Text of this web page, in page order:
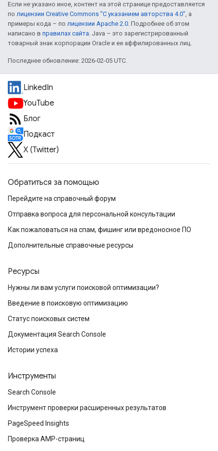
Если не указано иное, контент на этой странице предоставляется
по лицензии Creative Commons "С указанием авторства 4.0", а
примеры кода – по лицензии Apache 2.0. Подробнее об этом
написано в правилах сайта. Java – это зарегистрированный
товарный знак корпорации Oracle и ее аффилированных лиц.
Последнее обновление: 2026-02-05 UTC.
LinkedIn
YouTube
Блог
Подкаст
X (Twitter)
Обратиться за помощью
Перейдите на справочный форум
Отправка вопроса для персональной консультации
Как пожаловаться на спам, фишинг или вредоносное ПО
Дополнительные справочные ресурсы
Ресурсы
Нужны ли вам услуги поисковой оптимизации?
Введение в поисковую оптимизацию
Статус поисковых систем
Документация Search Console
Истории успеха
Инструменты
Search Console
Инструмент проверки расширенных результатов
PageSpeed Insights
Проверка AMP-страниц